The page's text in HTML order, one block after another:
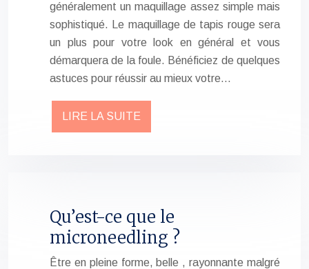
généralement un maquillage assez simple mais
sophistiqué. Le maquillage de tapis rouge sera
un plus pour votre look en général et vous
démarquera de la foule. Bénéficiez de quelques
astuces pour réussir au mieux votre…
LIRE LA SUITE
Qu’est-ce que le
microneedling ?
Être en pleine forme, belle , rayonnante malgré